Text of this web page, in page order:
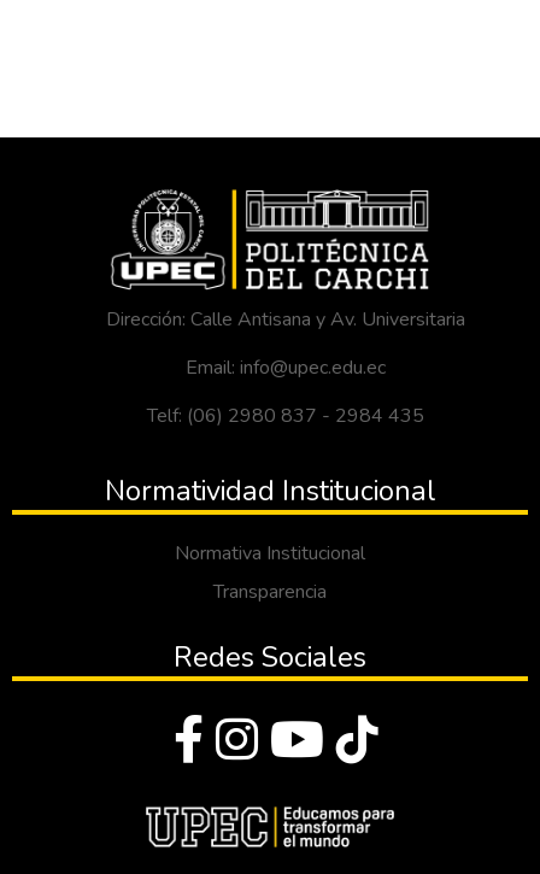
Dirección: Calle Antisana y Av. Universitaria
Email: info@upec.edu.ec
Telf: (06) 2980 837 - 2984 435
Normatividad Institucional
Normativa Institucional
Transparencia
Redes Sociales